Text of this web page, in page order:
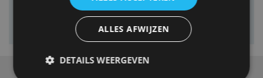
ALLES AFWIJZEN
DETAILS WEERGEVEN